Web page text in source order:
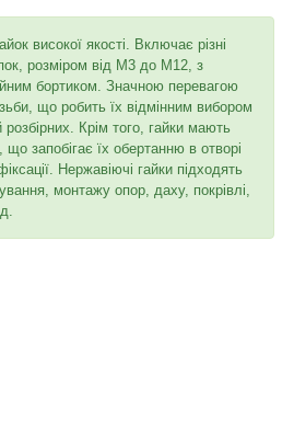
високої якості. Включає різні
розміром від M3 до M12, з
бортиком. Значною перевагою
що робить їх відмінним вибором
розбірних. Крім того, гайки мають
що запобігає їх обертанню в отворі
Нержавіючі гайки підходять
монтажу опор, даху, покрівлі,